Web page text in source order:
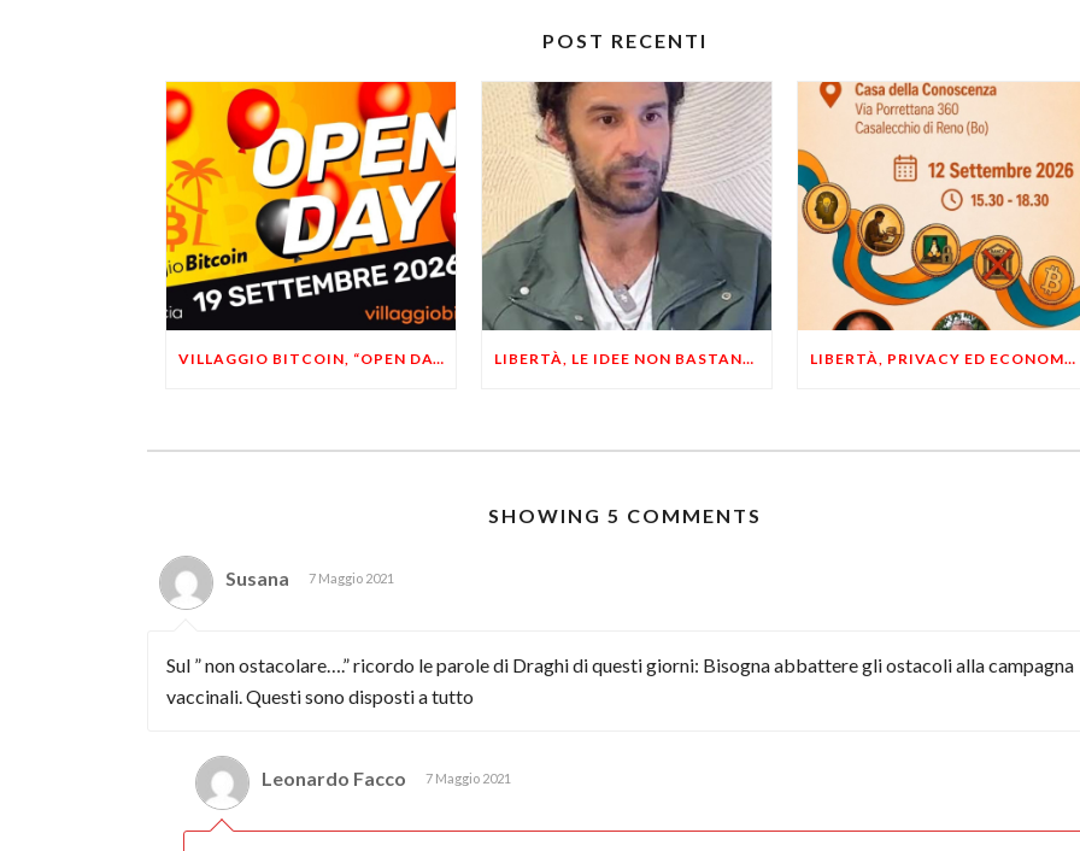
POST RECENTI
VILLAGGIO BITCOIN, “OPEN DAY 5”: LEONARDO FACCO OSPITE A BRESCIA LIBERTÀ, LE IDEE NON BASTANO! SERVONO ESEMPI E UN PO’ DI COERENZA LIBERTÀ, PRIVACY ED ECONOMIA DEL BUON SENSO: FACCO E MUSUMECI A CASALECCHIO DI RENO (BO)
SHOWING 5 COMMENTS
Susana 7 Maggio 2021
Sul ” non ostacolare….” ricordo le parole di Draghi di questi giorni: Bisogna abbattere gli ostacoli alla campagna
vaccinali. Questi sono disposti a tutto
Leonardo Facco 7 Maggio 2021